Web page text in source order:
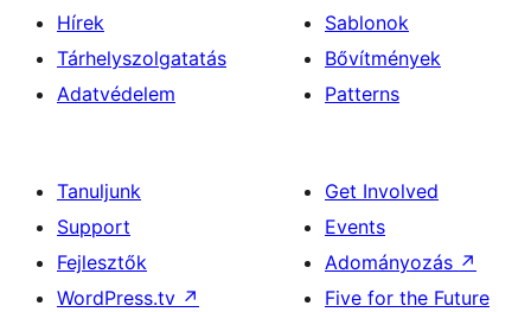
Hírek
Tárhelyszolgatatás
Adatvédelem
Sablonok
Bővítmények
Patterns
Tanuljunk
Support
Fejlesztők
WordPress.tv ↗
Get Involved
Events
Adományozás ↗
Five for the Future